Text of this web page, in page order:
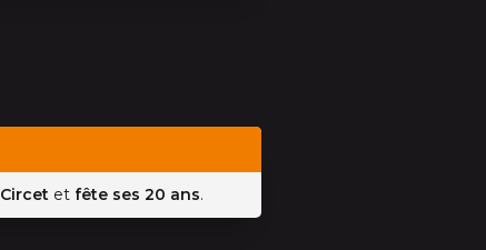
Circet et fête ses 20 ans.